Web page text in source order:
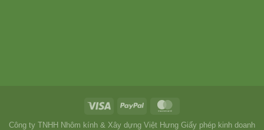
Công ty TNHH Nhôm kính & Xây dựng Việt Hưng Giấy phép kinh doanh